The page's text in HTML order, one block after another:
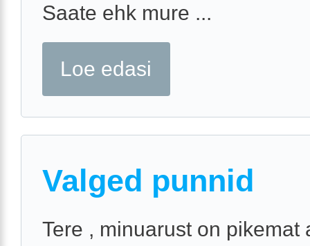
Saate ehk mure ...
Loe edasi
Valged punnid
Tere , minuarust on pikemat